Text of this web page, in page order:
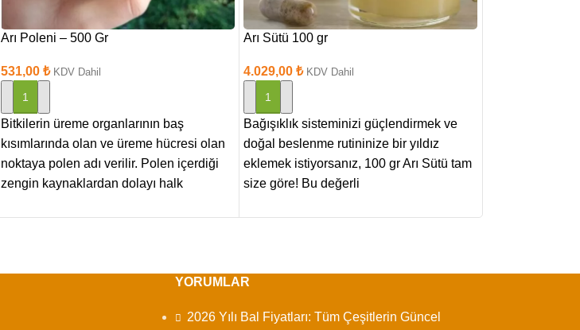
Arı Poleni – 500 Gr
531,00 ₺ KDV Dahil
SEPETE EKLE
Bitkilerin üreme organlarının baş
kısımlarında olan ve üreme hücresi olan
noktaya polen adı verilir. Polen içerdiği
zengin kaynaklardan dolayı halk
Arı Sütü 100 gr
4.029,00 ₺ KDV Dahil
SEPETE EKLE
Bağışıklık sisteminizi güçlendirmek ve
doğal beslenme rutininize bir yıldız
eklemek istiyorsanız, 100 gr Arı Sütü tam
size göre! Bu değerli
YORUMLAR
2026 Yılı Bal Fiyatları: Tüm Çeşitlerin Güncel